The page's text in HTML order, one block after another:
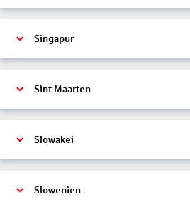
Singapur
Sint Maarten
Slowakei
Slowenien